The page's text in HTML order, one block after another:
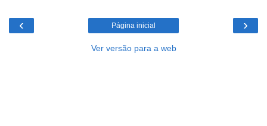
‹ ›
Página inicial
Ver versão para a web